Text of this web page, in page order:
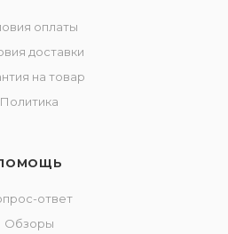
оплаты
доставки
на товар
Политика
ответ
Обзоры